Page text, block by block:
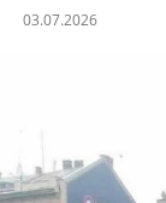
03.07.2026